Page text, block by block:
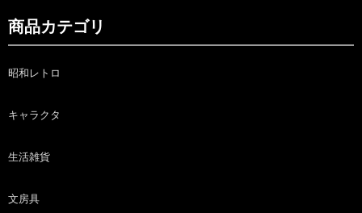
商品カテゴリ
昭和レトロ
キャラクタ
生活雑貨
文房具